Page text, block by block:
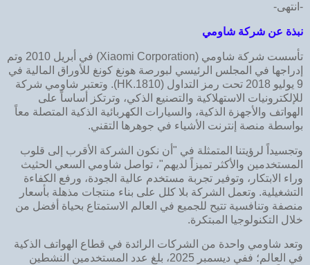
-انتهى-
نبذة عن شركة شاومي
تأسست شركة شاومي (Xiaomi Corporation) في أبريل 2010 وتم
إدراجها في المجلس الرئيسي لبورصة هونغ كونغ للأوراق المالية في
9 يوليو 2018 تحت رمز التداول (1810.HK). وتعتبر شاومي شركة
للإلكترونيات الاستهلاكية والتصنيع الذكي، وترتكز أساساً على
الهواتف والأجهزة الذكية، والسيارات الكهربائية الذكية المتصلة معاً
بواسطة منصة إنترنت الأشياء في جوهرها التقني.
وتجسيداً لرؤيتنا المتمثلة في "أن نكون الشركة الأقرب إلى قلوب
المستخدمين والأكثر تميزاً لديهم"، تواصل شاومي السعي الحثيث
وراء الابتكار، وتوفير تجربة مستخدم عالية الجودة، ورفع الكفاءة
التشغيلية. وتعمل الشركة بلا كلل على بناء منتجات مذهلة بأسعار
منصفة وتنافسية تتيح للجميع في العالم الاستمتاع بحياة أفضل من
خلال التكنولوجيا المبتكرة.
وتعد شاومي واحدة من الشركات الرائدة في قطاع الهواتف الذكية
في العالم؛ ففي ديسمبر 2025، بلغ عدد المستخدمين النشطين